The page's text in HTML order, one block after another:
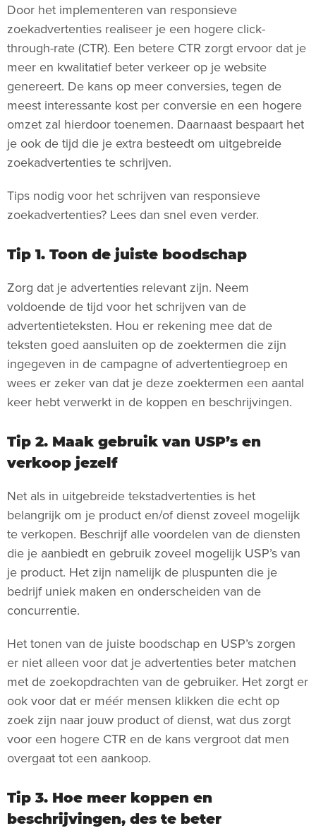
Door het implementeren van responsieve
zoekadvertenties realiseer je een hogere click-
through-rate (CTR). Een betere CTR zorgt ervoor dat je
meer en kwalitatief beter verkeer op je website
genereert. De kans op meer conversies, tegen de
meest interessante kost per conversie en een hogere
omzet zal hierdoor toenemen. Daarnaast bespaart het
je ook de tijd die je extra besteedt om uitgebreide
zoekadvertenties te schrijven.
Tips nodig voor het schrijven van responsieve
zoekadvertenties? Lees dan snel even verder.
Tip 1. Toon de juiste boodschap
Zorg dat je advertenties relevant zijn. Neem
voldoende de tijd voor het schrijven van de
advertentieteksten. Hou er rekening mee dat de
teksten goed aansluiten op de zoektermen die zijn
ingegeven in de campagne of advertentiegroep en
wees er zeker van dat je deze zoektermen een aantal
keer hebt verwerkt in de koppen en beschrijvingen.
Tip 2. Maak gebruik van USP’s en
verkoop jezelf
Net als in uitgebreide tekstadvertenties is het
belangrijk om je product en/of dienst zoveel mogelijk
te verkopen. Beschrijf alle voordelen van de diensten
die je aanbiedt en gebruik zoveel mogelijk USP’s van
je product. Het zijn namelijk de pluspunten die je
bedrijf uniek maken en onderscheiden van de
concurrentie.
Het tonen van de juiste boodschap en USP’s zorgen
er niet alleen voor dat je advertenties beter matchen
met de zoekopdrachten van de gebruiker. Het zorgt er
ook voor dat er méér mensen klikken die echt op
zoek zijn naar jouw product of dienst, wat dus zorgt
voor een hogere CTR en de kans vergroot dat men
overgaat tot een aankoop.
Tip 3. Hoe meer koppen en
beschrijvingen, des te beter